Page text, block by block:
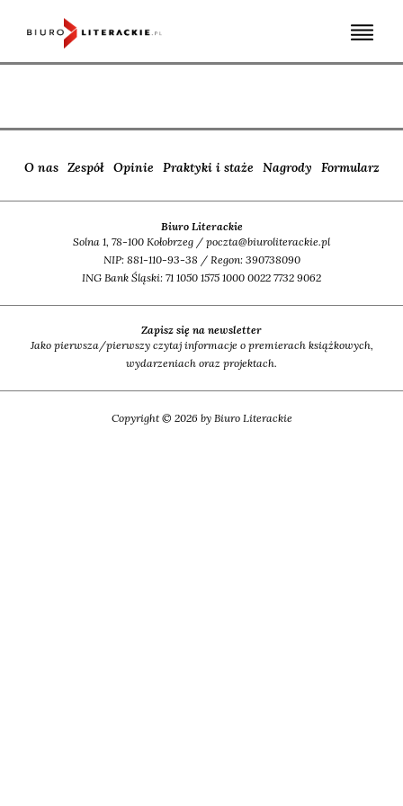
O nas Zespół Opinie Praktyki i staże Nagrody Formularz
Biuro Literackie
Solna 1, 78-100 Kołobrzeg / poczta@biuroliterackie.pl
NIP: 881-110-93-38 / Regon: 390738090
ING Bank Śląski: 71 1050 1575 1000 0022 7732 9062
Zapisz się na newsletter
Jako pierwsza/pierwszy czytaj informacje o premierach książkowych,
wydarzeniach oraz projektach.
Copyright © 2026 by Biuro Literackie